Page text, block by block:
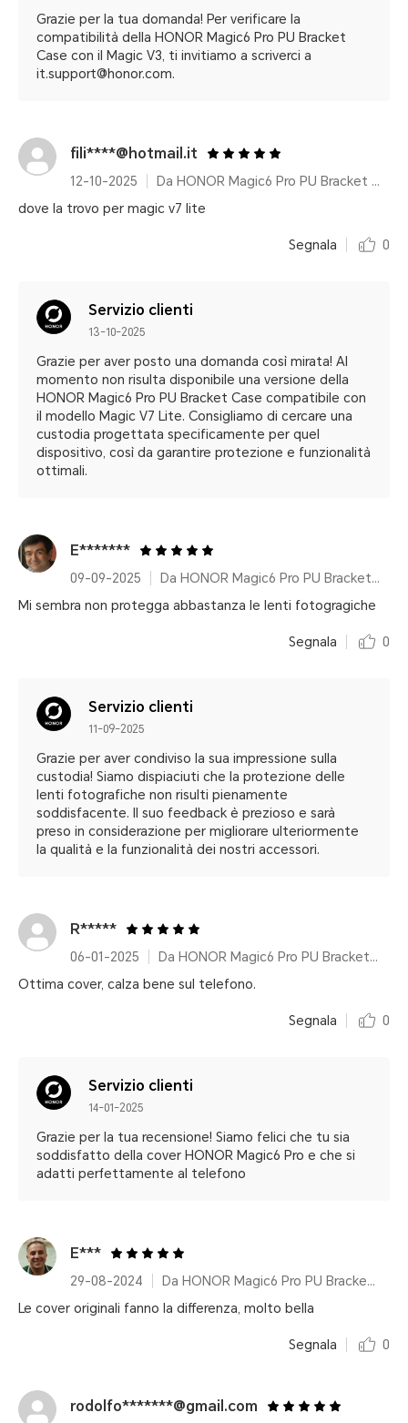
Grazie per la tua domanda! Per verificare la
compatibilità della HONOR Magic6 Pro PU Bracket
Case con il Magic V3, ti invitiamo a scriverci a
it.support@honor.com.
fili****@hotmail.it
12-10-2025
Da HONOR Magic6 Pro PU Bracket Case
dove la trovo per magic v7 lite
Segnala 0
Servizio clienti
13-10-2025
Grazie per aver posto una domanda così mirata! Al
momento non risulta disponibile una versione della
HONOR Magic6 Pro PU Bracket Case compatibile con
il modello Magic V7 Lite. Consigliamo di cercare una
custodia progettata specificamente per quel
dispositivo, così da garantire protezione e funzionalità
ottimali.
E*******
09-09-2025
Da HONOR Magic6 Pro PU Bracket Case
Mi sembra non protegga abbastanza le lenti fotogragiche
Segnala 0
Servizio clienti
11-09-2025
Grazie per aver condiviso la sua impressione sulla
custodia! Siamo dispiaciuti che la protezione delle
lenti fotografiche non risulti pienamente
soddisfacente. Il suo feedback è prezioso e sarà
preso in considerazione per migliorare ulteriormente
la qualità e la funzionalità dei nostri accessori.
R*****
06-01-2025
Da HONOR Magic6 Pro PU Bracket Case Green
Ottima cover, calza bene sul telefono.
Segnala 0
Servizio clienti
14-01-2025
Grazie per la tua recensione! Siamo felici che tu sia
soddisfatto della cover HONOR Magic6 Pro e che si
adatti perfettamente al telefono
E***
29-08-2024
Da HONOR Magic6 Pro PU Bracket Case Green
Le cover originali fanno la differenza, molto bella
Segnala 0
rodolfo*******@gmail.com